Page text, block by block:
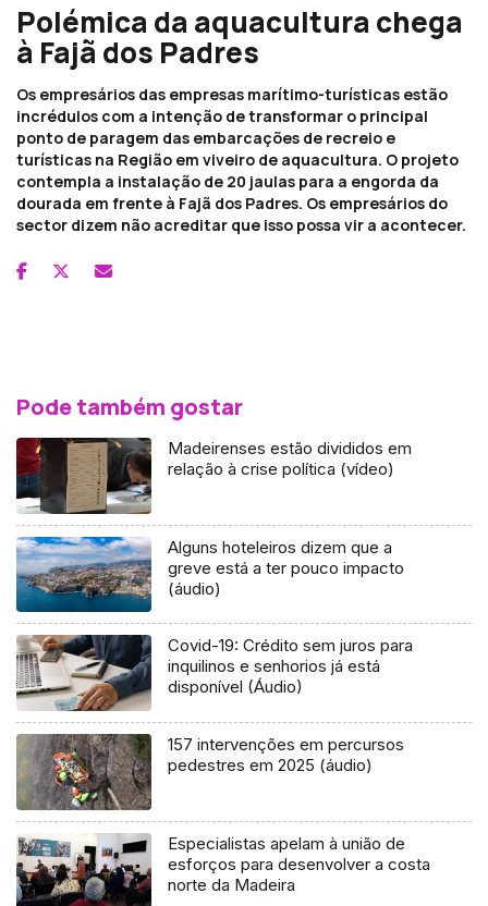
Polémica da aquacultura chega
à Fajã dos Padres
Os empresários das empresas marítimo-turísticas estão
incrédulos com a intenção de transformar o principal
ponto de paragem das embarcações de recreio e
turísticas na Região em viveiro de aquacultura. O projeto
contempla a instalação de 20 jaulas para a engorda da
dourada em frente à Fajã dos Padres. Os empresários do
sector dizem não acreditar que isso possa vir a acontecer.
Pode também gostar
Madeirenses estão divididos em
relação à crise política (vídeo)
Alguns hoteleiros dizem que a
greve está a ter pouco impacto
(áudio)
Covid-19: Crédito sem juros para
inquilinos e senhorios já está
disponível (Áudio)
157 intervenções em percursos
pedestres em 2025 (áudio)
Especialistas apelam à união de
esforços para desenvolver a costa
norte da Madeira